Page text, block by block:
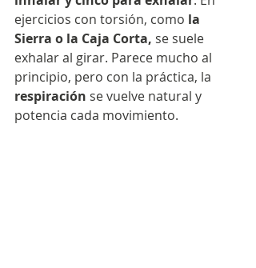
ejercicios con torsión, como la
Sierra o la Caja Corta, se suele
exhalar al girar. Parece mucho al
principio, pero con la práctica, la
respiración se vuelve natural y
potencia cada movimiento.